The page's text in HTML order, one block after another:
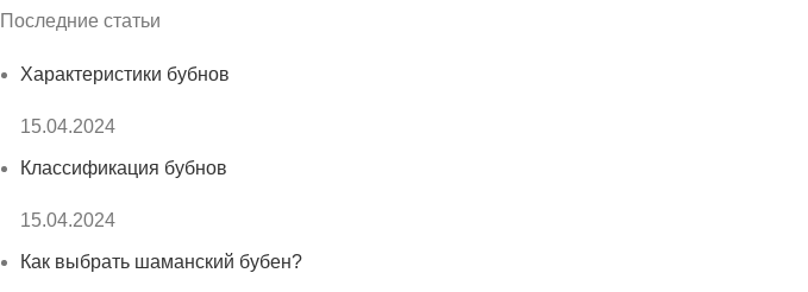
Последние статьи
Характеристики бубнов
15.04.2024
Классификация бубнов
15.04.2024
Как выбрать шаманский бубен?